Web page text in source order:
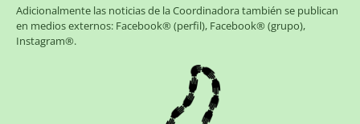
Adicionalmente las noticias de la Coordinadora también se publican
en medios externos: Facebook® (perfil), Facebook® (grupo),
Instagram®.